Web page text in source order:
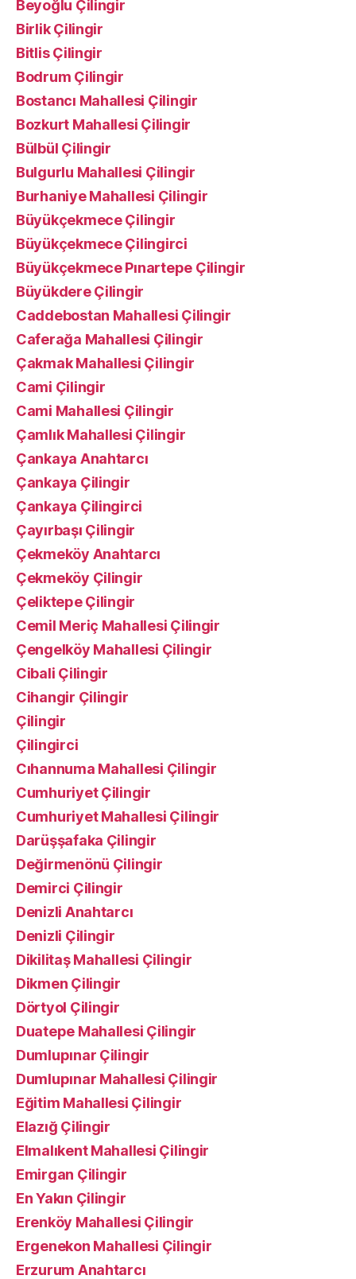
Beyoğlu Çilingir
Birlik Çilingir
Bitlis Çilingir
Bodrum Çilingir
Bostancı Mahallesi Çilingir
Bozkurt Mahallesi Çilingir
Bülbül Çilingir
Bulgurlu Mahallesi Çilingir
Burhaniye Mahallesi Çilingir
Büyükçekmece Çilingir
Büyükçekmece Çilingirci
Büyükçekmece Pınartepe Çilingir
Büyükdere Çilingir
Caddebostan Mahallesi Çilingir
Caferağa Mahallesi Çilingir
Çakmak Mahallesi Çilingir
Cami Çilingir
Cami Mahallesi Çilingir
Çamlık Mahallesi Çilingir
Çankaya Anahtarcı
Çankaya Çilingir
Çankaya Çilingirci
Çayırbaşı Çilingir
Çekmeköy Anahtarcı
Çekmeköy Çilingir
Çeliktepe Çilingir
Cemil Meriç Mahallesi Çilingir
Çengelköy Mahallesi Çilingir
Cibali Çilingir
Cihangir Çilingir
Çilingir
Çilingirci
Cıhannuma Mahallesi Çilingir
Cumhuriyet Çilingir
Cumhuriyet Mahallesi Çilingir
Darüşşafaka Çilingir
Değirmenönü Çilingir
Demirci Çilingir
Denizli Anahtarcı
Denizli Çilingir
Dikilitaş Mahallesi Çilingir
Dikmen Çilingir
Dörtyol Çilingir
Duatepe Mahallesi Çilingir
Dumlupınar Çilingir
Dumlupınar Mahallesi Çilingir
Eğitim Mahallesi Çilingir
Elazığ Çilingir
Elmalıkent Mahallesi Çilingir
Emirgan Çilingir
En Yakın Çilingir
Erenköy Mahallesi Çilingir
Ergenekon Mahallesi Çilingir
Erzurum Anahtarcı